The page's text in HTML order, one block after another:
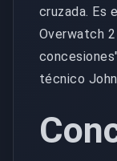
cruzada. Es
Overwatch
técnico